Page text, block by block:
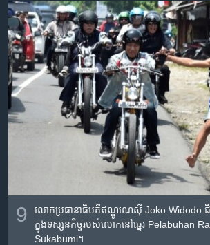
9
លោក​ប្រធានាធិបតី​ឥណ្ឌូណេស៊ី Joko Widodo ជិ
ក្នុង​ទស្សនកិច្ច​របស់​លោក​នៅ​ឆ្នេរ Pelabuhan
Sukabumi។